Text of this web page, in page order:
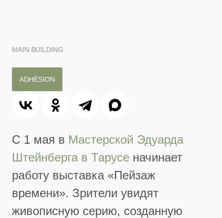
MAIN BUILDING
ADHÉSION
С 1 мая в Мастерской Эдуарда
Штейнберга в Тарусе начинает
работу выставка «Пейзаж
времени». Зрители увидят
живописную серию, созданную